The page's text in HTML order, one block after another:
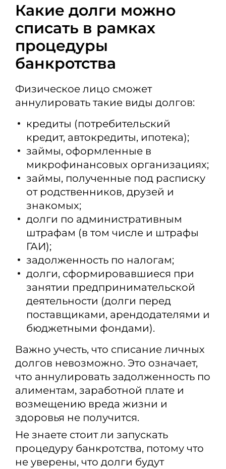
Какие долги можно
списать в рамках
процедуры
банкротства
Физическое лицо сможет
аннулировать такие виды долгов:
кредиты (потребительский
кредит, автокредиты, ипотека);
займы, оформленные в
микрофинансовых организациях;
займы, полученные под расписку
от родственников, друзей и
знакомых;
долги по административным
штрафам (в том числе и штрафы
ГАИ);
задолженность по налогам;
долги, сформировавшиеся при
занятии предпринимательской
деятельности (долги перед
поставщиками, арендодателями и
бюджетными фондами).
Важно учесть, что списание личных
долгов невозможно. Это означает,
что аннулировать задолженность по
алиментам, заработной плате и
возмещению вреда жизни и
здоровья не получится.
Не знаете стоит ли запускать
процедуру банкротства, потому что
не уверены, что долги будут